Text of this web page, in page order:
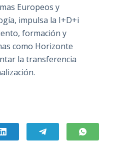
Europeos y
impulsa la I+D+i
formación y
como Horizonte
la transferencia